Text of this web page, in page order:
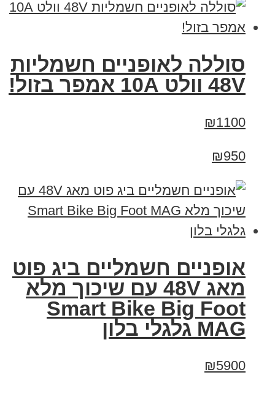
סוללה לאופניים חשמליות
48V וולט 10A אמפר בזול!
₪1100
₪950
אופניים חשמליים ביג פוט
מאג 48V עם שיכוך מלא
Smart Bike Big Foot
MAG גלגלי בלון
₪5900